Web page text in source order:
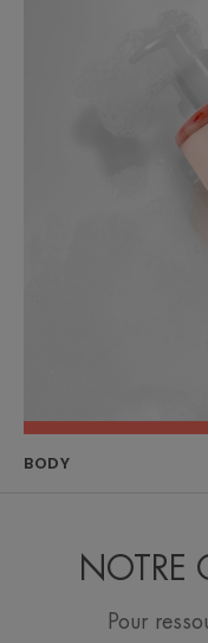
BODY
NOTRE
Pour